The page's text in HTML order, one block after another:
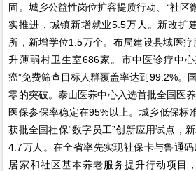
固。城乡公益性岗位扩容提质行动、“社区
实推进，城镇新增就业5.5万人。新改扩
所，新增学位1.5万个。布局建设县域医
升薄弱村卫生室686家。市中医诊疗中
癌”免费筛查目标人群覆盖率达到99.2%。
零的突破。泰山医养中心入选首批全国医
医保参保率稳定在95%以上。城乡低保标
获批全国社保“数字员工”创新应用试点，
4.7万人。在全省率先实现社保卡与鲁通
居家和社区基本养老服务提升行动项目